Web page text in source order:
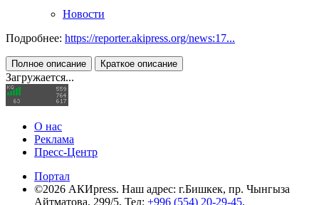
Новости
Подробнее: https://reporter.akipress.org/news:17...
Полное описание Краткое описание
Загружается...
О нас
Реклама
Пресс-Центр
Портал
©2026 АКИpress. Наш адрес: г.Бишкек, пр. Чынгыза
Айтматова, 299/5, Тел: +996 (554) 20-29-45,